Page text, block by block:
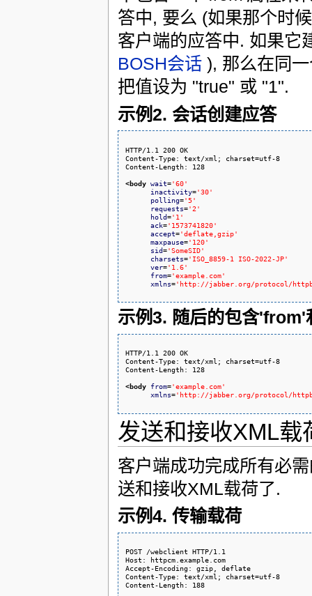
答中, 要么 (如果那个时
客户端的应答中. 如果它
BOSH会话), 那么在同一
把值设为 "true" 或 "1".
示例2. 会话创建应答
HTTP/1.1 200 OK
Content-Type: text/xml; charset=utf-8
Content-Length: 128
<body wait='60'
inactivity='30'
polling='5'
requests='2'
hold='1'
ack='1573741820'
accept='deflate,gzip'
maxpause='120'
sid='SomeSID'
charsets='ISO_8859-1 ISO-2022-JP'
ver='1.6'
from='example.com'
xmlns='http://jabber.org/protocol/
示例3. 随后的包含
HTTP/1.1 200 OK
Content-Type: text/xml; charset=utf-8
Content-Length: 128
<body from='example.com'
xmlns='http://jabber.org/protocol/
发送和接收XML载
客户端成功完成所有必
送和接收XML载荷了.
示例4. 传输载荷
POST /webclient HTTP/1.1
Host: httpcm.example.com
Accept-Encoding: gzip, deflate
Content-Type: text/xml; charset=utf-8
Content-Length: 188